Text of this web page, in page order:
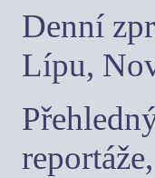
Denní
Lípu,